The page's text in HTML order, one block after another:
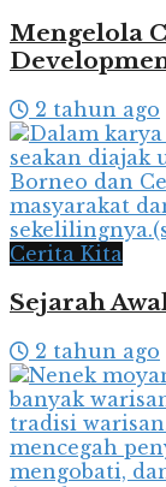
Mengelola
2 tahun ago
Cerita Kita
Sejarah
2 tahun ago